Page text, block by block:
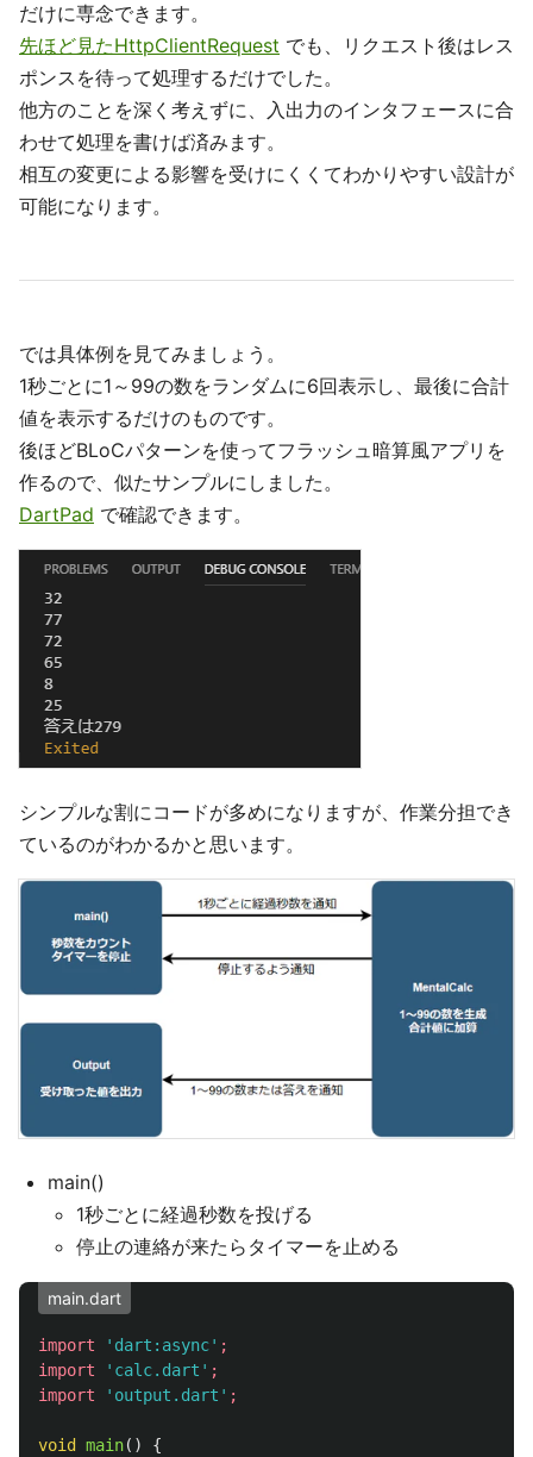
だけに専念できます。
先ほど見たHttpClientRequest でも、リクエスト後はレス
ポンスを待って処理するだけでした。
他方のことを深く考えずに、入出力のインタフェースに合
わせて処理を書けば済みます。
相互の変更による影響を受けにくくてわかりやすい設計が
可能になります。
では具体例を見てみましょう。
1秒ごとに1～99の数をランダムに6回表示し、最後に合計
値を表示するだけのものです。
後ほどBLoCパターンを使ってフラッシュ暗算風アプリを
作るので、似たサンプルにしました。
DartPad で確認できます。
シンプルな割にコードが多めになりますが、作業分担でき
ているのがわかるかと思います。
main()
1秒ごとに経過秒数を投げる
停止の連絡が来たらタイマーを止める
main.dart
import 'dart:async' ;
import
'calc.dart' ;
import
'output.dart' ;
void main()
{